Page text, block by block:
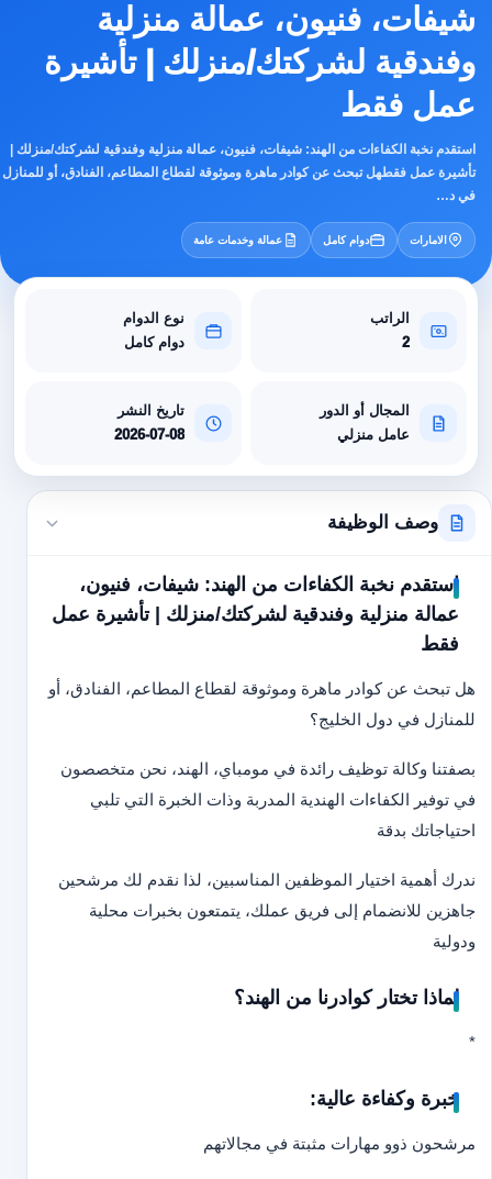
شيفات، فنيون، عمالة منزلية
وفندقية لشركتك/منزلك | تأشيرة
عمل فقط
استقدم نخبة الكفاءات من الهند: شيفات، فنيون، عمالة منزلية وفندقية لشركتك/منزلك |
تأشيرة عمل فقطهل تبحث عن كوادر ماهرة وموثوقة لقطاع المطاعم، الفنادق، أو للمنازل
في د…
الامارات دوام كامل عمالة وخدمات عامة
الراتب
2
نوع الدوام
دوام كامل
المجال أو الدور
عامل منزلي
تاريخ النشر
2026-07-08
وصف الوظيفة
استقدم نخبة الكفاءات من الهند: شيفات، فنيون،
عمالة منزلية وفندقية لشركتك/منزلك | تأشيرة عمل
فقط
هل تبحث عن كوادر ماهرة وموثوقة لقطاع المطاعم، الفنادق، أو
للمنازل في دول الخليج؟
بصفتنا وكالة توظيف رائدة في مومباي، الهند، نحن متخصصون
في توفير الكفاءات الهندية المدربة وذات الخبرة التي تلبي
احتياجاتك بدقة
ندرك أهمية اختيار الموظفين المناسبين، لذا نقدم لك مرشحين
جاهزين للانضمام إلى فريق عملك، يتمتعون بخبرات محلية
ودولية
لماذا تختار كوادرنا من الهند؟
*
خبرة وكفاءة عالية:
مرشحون ذوو مهارات مثبتة في مجالاتهم